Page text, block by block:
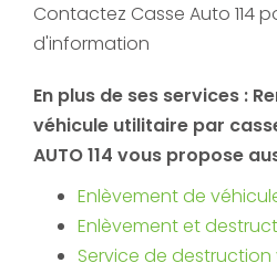
Contactez Casse Auto 114
d'information
En plus de ses services :
véhicule utilitaire par
AUTO 114 vous propose
Enlèvement de
Enlèvement et
Service de destruction